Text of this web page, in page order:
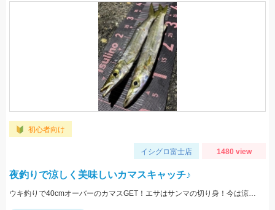
初心者向け
イシグロ富士店 1480 view
夜釣りで涼しく美味しいカマスキャッチ♪
ウキ釣りで40cmオーバーのカマスGET！エサはサンマの切り身！今は涼しい夜釣りがオススメです！